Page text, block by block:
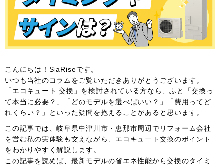
こんにちは！SiaRiseです。
いつも当社のコラムをご覧いただきありがとうございます。
「エコキュート 交換」を検討されている方なら、ふと「交換っ
て本当に必要？」「どのモデルを選べばいい？」「費用ってど
れくらい？」といった疑問を抱えることがあると思います。
この記事では、岐阜県中津川市・恵那市周辺でリフォーム会社
を営む私の実体験も交えながら、エコキュート交換のポイント
をわかりやすく解説します。
この記事を読めば、最新モデルの省エネ性能から交換のタイミ